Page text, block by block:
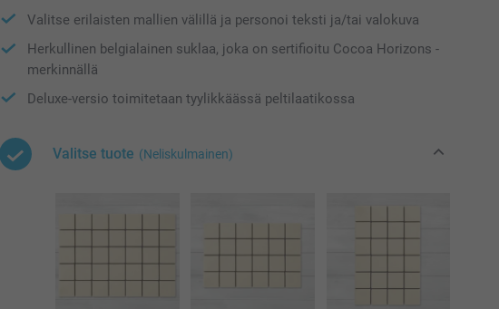
Valitse erilaisten mallien välillä ja personoi teksti ja/tai valokuva
Herkullinen belgialainen suklaa, joka on sertifioitu Cocoa Horizons -
merkinnällä
Deluxe-versio toimitetaan tyylikkäässä peltilaatikossa
Valitse tuote (Neliskulmainen)